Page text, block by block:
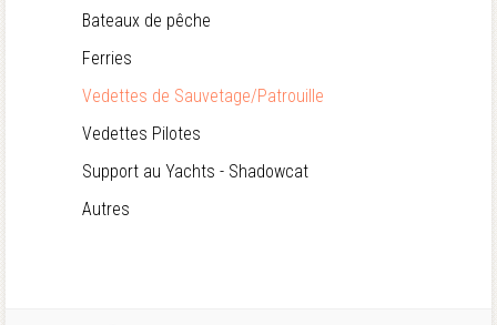
Bateaux de pêche
Ferries
Vedettes de Sauvetage/Patrouille
Vedettes Pilotes
Support au Yachts - Shadowcat
Autres